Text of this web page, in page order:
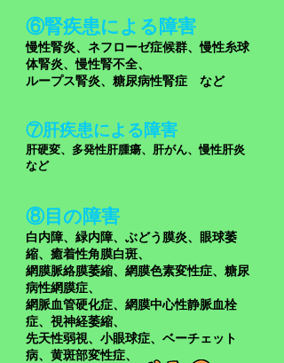
⑥腎疾患による障害
慢性腎炎、ネフローゼ症候群、慢性糸球
体腎炎、慢性腎不全、
ループス腎炎、糖尿病性腎症 など
⑦肝疾患による障害
肝硬変、多発性肝腫瘍、肝がん、慢性肝炎
など
⑧目の障害
白内障、緑内障、ぶどう膜炎、眼球萎
縮、癒着性角膜白斑、
網膜脈絡膜萎縮、網膜色素変性症、糖尿
病性網膜症、
網脈血管硬化症、網膜中心性静脈血栓
症、視神経萎縮、
先天性弱視、小眼球症、ベーチェット
病、黄斑部変性症、